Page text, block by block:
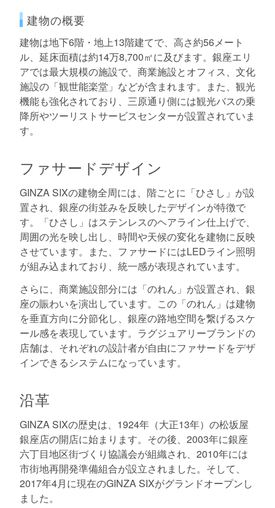
建物の概要
建物は地下6階・地上13階建てで、高さ約56メート
ル、延床面積は約14万8,700㎡に及びます。銀座エリ
アでは最大規模の施設で、商業施設とオフィス、文化
施設の「観世能楽堂」などが含まれます。また、観光
機能も強化されており、三原通り側には観光バスの乗
降所やツーリストサービスセンターが設置されていま
す。
ファサードデザイン
GINZA SIXの建物全周には、階ごとに「ひさし」が設
置され、銀座の街並みを反映したデザインが特徴で
す。「ひさし」はステンレスのヘアライン仕上げで、
周囲の光を映し出し、時間や天候の変化を建物に反映
させています。また、ファサードにはLEDライン照明
が組み込まれており、統一感が表現されています。
さらに、商業施設部分には「のれん」が設置され、銀
座の賑わいを演出しています。この「のれん」は建物
を垂直方向に分節化し、銀座の路地空間を繋げるスケ
ール感を表現しています。ラグジュアリーブランドの
店舗は、それぞれの設計者が自由にファサードをデザ
インできるシステムになっています。
沿革
GINZA SIXの歴史は、1924年（大正13年）の松坂屋
銀座店の開店に始まります。その後、2003年に銀座
六丁目地区街づくり協議会が組織され、2010年には
市街地再開発準備組合が設立されました。そして、
2017年4月に現在のGINZA SIXがグランドオープンし
ました。